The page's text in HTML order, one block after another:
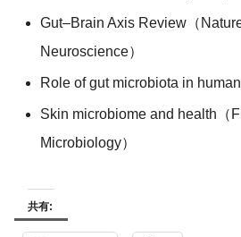
Gut–Brain Axis Review（
Neuroscience）
Role of gut microbiota in
Skin microbiome and health（
Microbiology）
共有: